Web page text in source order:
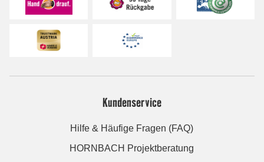
Kundenservice
Hilfe & Häufige Fragen (FAQ)
HORNBACH Projektberatung